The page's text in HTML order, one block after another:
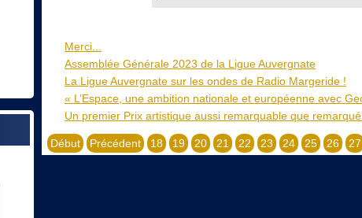
Merci...
Assemblée Générale 2023 de la Ligue Auvergnate
La Ligue Auvergnate sur les ondes de Radio Margeride !
« L’Espace, une ambition nationale et européenne avec
Un premier Prix artistique aussi remarquable que
Début Précédent 18 19 20 21 22 23 24 25 26 27